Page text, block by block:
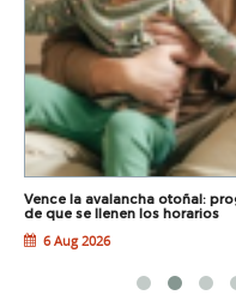
Vence la avalancha otoñal:
de que se llenen los horarios
6 Aug 2026